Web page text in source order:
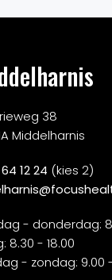
38
Middelharnis
12 24 (kies 2)
- donderdag:
8.30 - 18.00
- zondag: 9.00 -